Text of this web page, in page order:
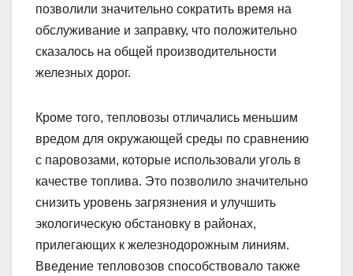
позволили значительно сократить время на
обслуживание и заправку, что положительно
сказалось на общей производительности
железных дорог.
Кроме того, тепловозы отличались меньшим
вредом для окружающей среды по сравнению
с паровозами, которые использовали уголь в
качестве топлива. Это позволило значительно
снизить уровень загрязнения и улучшить
экологическую обстановку в районах,
прилегающих к железнодорожным линиям.
Введение тепловозов способствовало также